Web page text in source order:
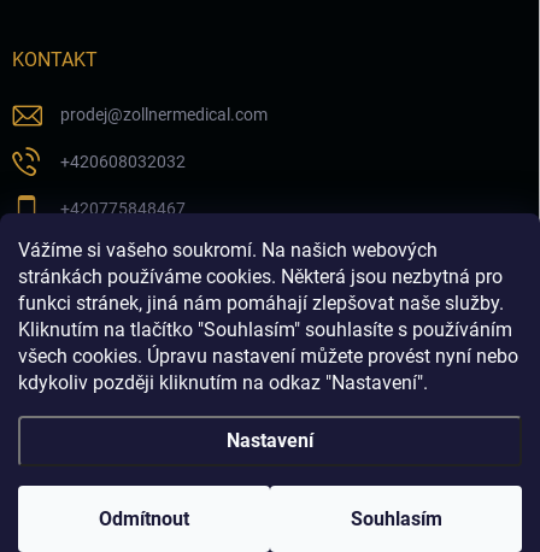
Vážíme si vašeho soukromí. Na našich webových
stránkách používáme cookies. Některá jsou nezbytná pro
funkci stránek, jiná nám pomáhají zlepšovat naše služby.
Kliknutím na tlačítko "Souhlasím" souhlasíte s používáním
všech cookies. Úpravu nastavení můžete provést nyní nebo
kdykoliv později kliknutím na odkaz "Nastavení".
Nastavení
Odmítnout Souhlasím
KONTAKT
prodej@zollnermedical.com
+420608032032
+420775848467
Sledujte nás na našem FB profilu
zollnermedical_eu
Vytvořil Shoptet
Copyright 2026Produkty pro estetickou medicínu a
dermatologii│dermalnivyplne.cz
. Všechna práva vyhrazena.